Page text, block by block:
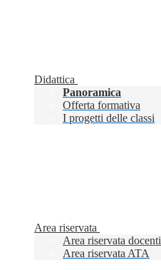
Didattica
Panoramica
Offerta formativa
I progetti delle classi
Area riservata
Area riservata docenti
Area riservata ATA